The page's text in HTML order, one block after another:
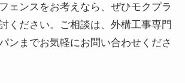
ンスをお考えなら、ぜひモクプラ
ください。ご相談は、外構工事専門
ンまでお気軽にお問い合わせくださ